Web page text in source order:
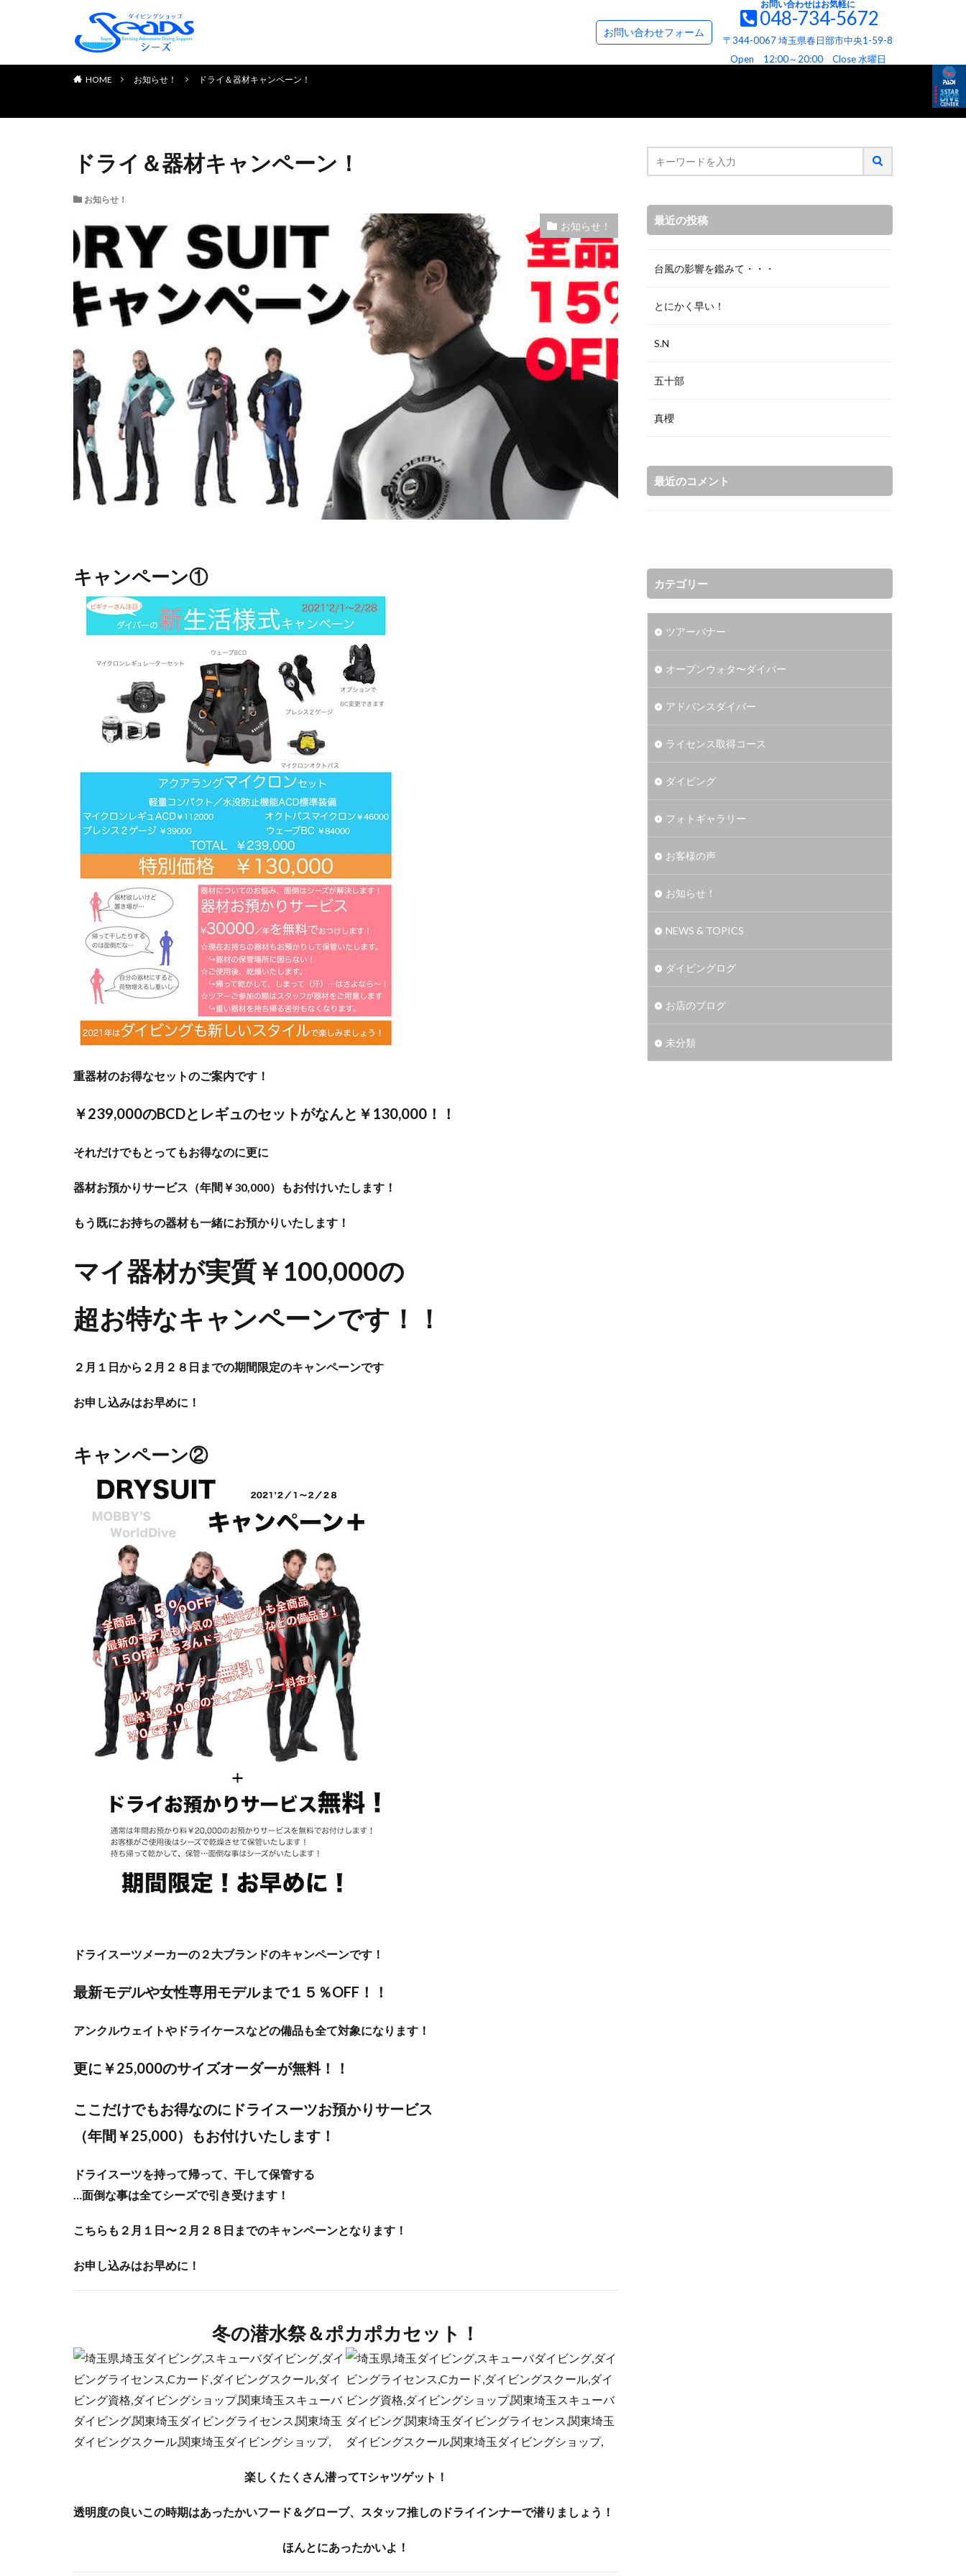
お問い合わせフォーム
お問い合わせはお気軽に
048-734-5672
〒344-0067 埼玉県春日部市中央1-59-8
Open 12:00～20:00 Close 水曜日
TOP PAGE SeaDsについて お問い合わせ＆資料請求フォーム
HOME お知らせ！ ドライ＆器材キャンペーン！
ドライ＆器材キャンペーン！
お知らせ！
お知らせ！
キャンペーン①
重器材のお得なセットのご案内です！
￥239,000のBCDとレギュのセットがなんと￥130,000！！
それだけでもとってもお得なのに更に
器材お預かりサービス（年間￥30,000）もお付けいたします！
もう既にお持ちの器材も一緒にお預かりいたします！
マイ器材が実質￥100,000の
超お特なキャンペーンです！！
２月１日から２月２８日までの期間限定のキャンペーンです
お申し込みはお早めに！
キャンペーン②
ドライスーツメーカーの２大ブランドのキャンペーンです！
最新モデルや女性専用モデルまで１５％OFF！！
アンクルウェイトやドライケースなどの備品も全て対象になります！
更に￥25,000のサイズオーダーが無料！！
ここだけでもお得なのにドライスーツお預かりサービス
（年間￥25,000）もお付けいたします！
ドライスーツを持って帰って、干して保管する
…面倒な事は全てシーズで引き受けます！
こちらも２月１日〜２月２８日までのキャンペーンとなります！
お申し込みはお早めに！
冬の潜水祭＆ポカポカセット！
楽しくたくさん潜ってTシャツゲット！
透明度の良いこの時期はあったかいフード＆グローブ、スタッフ推しのドライインナーで潜りましょう！
ほんとにあったかいよ！
最近の投稿
台風の影響を鑑みて・・・
とにかく早い！
S.N
五十部
真櫻
最近のコメント
カテゴリー
ツアーバナー
オープンウォタ〜ダイバー
アドバンスダイバー
ライセンス取得コース
ダイビング
フォトギャラリー
お客様の声
お知らせ！
NEWS & TOPICS
ダイビングログ
お店のブログ
未分類